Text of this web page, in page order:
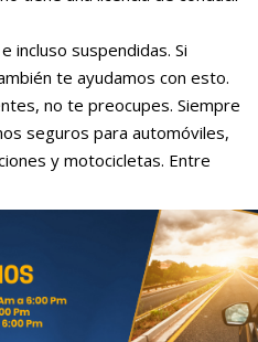
incluso suspendidas. Si
te ayudamos con esto.
no te preocupes. Siempre
seguros para automóviles,
y motocicletas. Entre